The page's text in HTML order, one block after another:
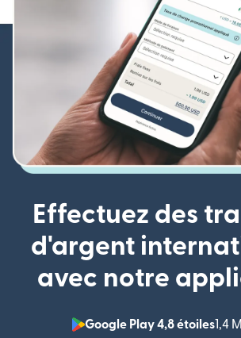
Effectuez des
d'argent
avec notre
Google Play 4,8 étoiles1,4